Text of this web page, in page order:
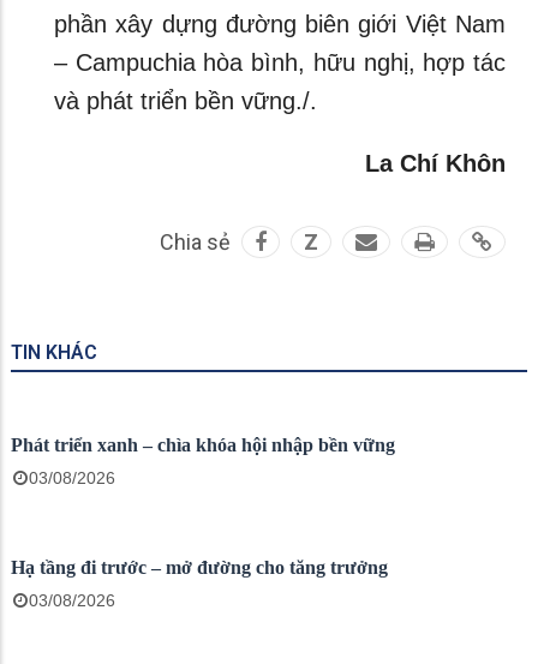
phần xây dựng đường biên giới Việt Nam
– Campuchia hòa bình, hữu nghị, hợp tác
và phát triển bền vững./.
La Chí Khôn
Chia sẻ Z
TIN KHÁC